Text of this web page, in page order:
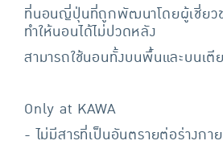
ที่นอนญี่ปุ่นที่ถูกพัฒนาโดยผู้เชี่ยว
ทำให้นอนได้ไม่ปวดหลัง
สามารถใช้นอนทั้งบนพื้นและบนเตี
Only at KAWA
- ไม่มีสารที่เป็นอันตรายต่อร่างกา